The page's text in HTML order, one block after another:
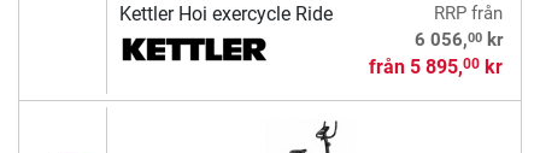
Kettler Hoi exercycle Ride RRPfrån
6 056,00kr
från 5 895,00kr